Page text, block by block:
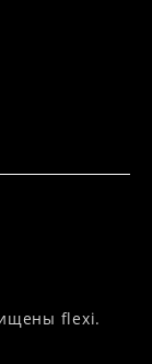
flexi.